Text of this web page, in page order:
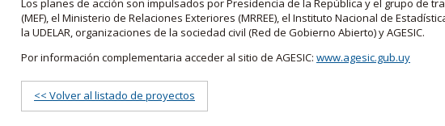
Los planes de acción son impulsados por Presidencia de la República y el grupo de
(MEF), el Ministerio de Relaciones Exteriores (MRREE), el Instituto Nacional de
la UDELAR, organizaciones de la sociedad civil (Red de Gobierno Abierto) y AGESIC.
Por información complementaria acceder al sitio de AGESIC: www.agesic.gub.uy
<< Volver al listado de proyectos